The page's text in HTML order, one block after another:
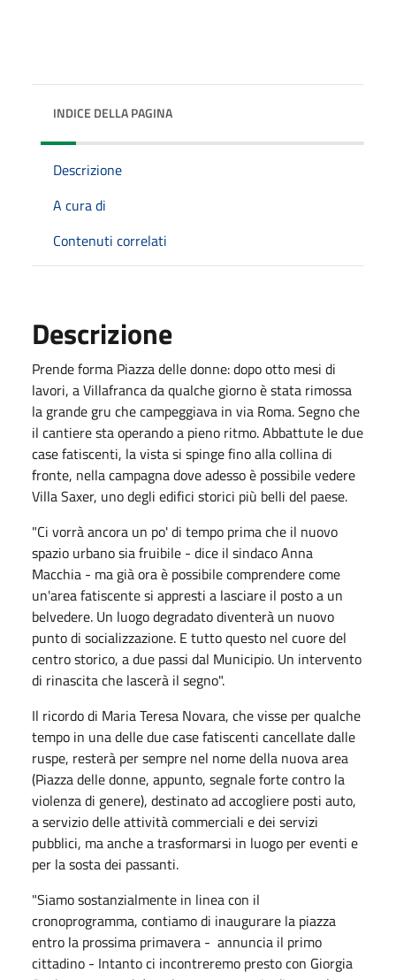
INDICE DELLA PAGINA
Descrizione
A cura di
Contenuti correlati
Descrizione
Prende forma Piazza delle donne: dopo otto mesi di
lavori, a Villafranca da qualche giorno è stata rimossa
la grande gru che campeggiava in via Roma. Segno che
il cantiere sta operando a pieno ritmo. Abbattute le due
case fatiscenti, la vista si spinge fino alla collina di
fronte, nella campagna dove adesso è possibile vedere
Villa Saxer, uno degli edifici storici più belli del paese.
"Ci vorrà ancora un po' di tempo prima che il nuovo
spazio urbano sia fruibile - dice il sindaco Anna
Macchia - ma già ora è possibile comprendere come
un'area fatiscente si appresti a lasciare il posto a un
belvedere. Un luogo degradato diventerà un nuovo
punto di socializzazione. E tutto questo nel cuore del
centro storico, a due passi dal Municipio. Un intervento
di rinascita che lascerà il segno".
Il ricordo di Maria Teresa Novara, che visse per qualche
tempo in una delle due case fatiscenti cancellate dalle
ruspe, resterà per sempre nel nome della nuova area
(Piazza delle donne, appunto, segnale forte contro la
violenza di genere), destinato ad accogliere posti auto,
a servizio delle attività commerciali e dei servizi
pubblici, ma anche a trasformarsi in luogo per eventi e
per la sosta dei passanti.
"Siamo sostanzialmente in linea con il
cronoprogramma, contiamo di inaugurare la piazza
entro la prossima primavera - annuncia il primo
cittadino - Intanto ci incontreremo presto con Giorgia